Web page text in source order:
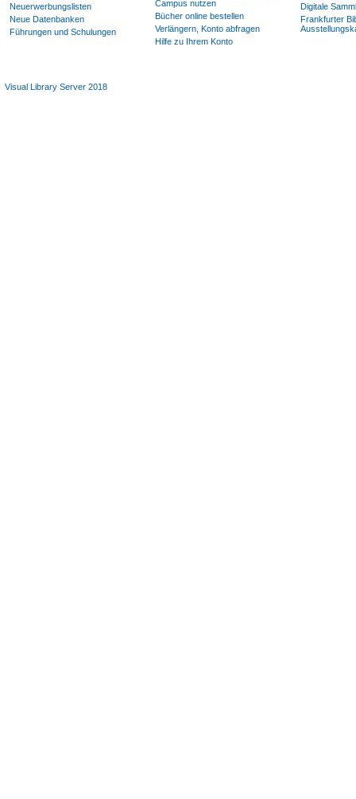
Neuerwerbungslisten
Neue Datenbanken
Führungen und Schulungen
Campus nutzen
Bücher online bestellen
Verlängern, Konto abfragen
Hilfe zu Ihrem Konto
Digitale
Frankfurter
Visual Library Server 2018